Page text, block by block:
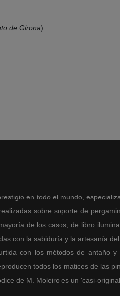
de Girona)
en todo el mundo,
sobre soporte de
de los casos, de libro
con la sabiduría y la artesanía
con los métodos de antaño y
todos los matices de las
de M. Moleiro es un 'casi-